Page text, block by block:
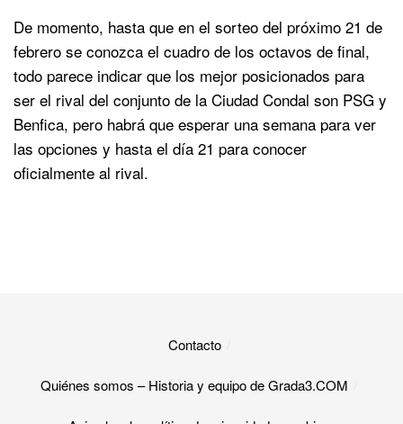
De momento, hasta que en el sorteo del próximo 21 de
febrero se conozca el cuadro de los octavos de final,
todo parece indicar que los mejor posicionados para
ser el rival del conjunto de la Ciudad Condal son PSG y
Benfica, pero habrá que esperar una semana para ver
las opciones y hasta el día 21 para conocer
oficialmente al rival.
Contacto
Quiénes somos – Historia y equipo de Grada3.COM